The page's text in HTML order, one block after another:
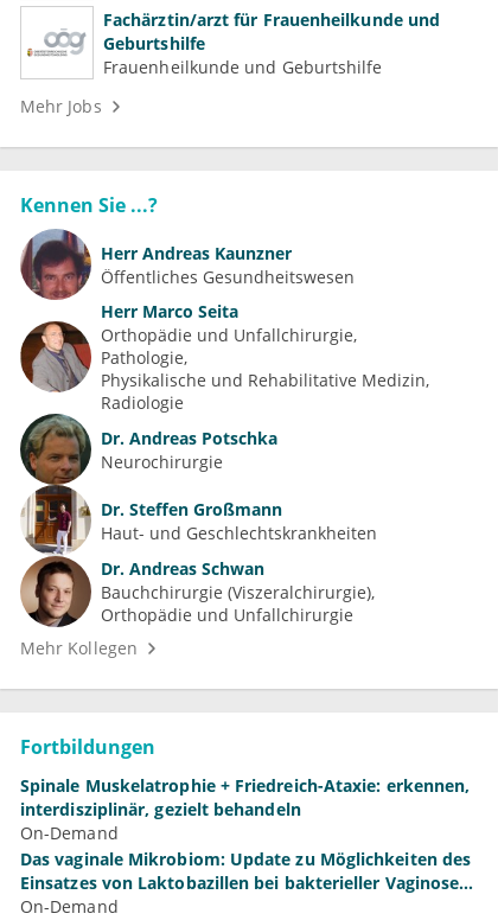
Fachärztin/arzt für Frauenheilkunde und
Geburtshilfe
Frauenheilkunde und Geburtshilfe
Mehr Jobs
Kennen Sie ...?
Herr Andreas Kaunzner
Öffentliches Gesundheitswesen
Herr Marco Seita
Orthopädie und Unfallchirurgie
Pathologie
Physikalische und Rehabilitative Medizin
Radiologie
Dr. Andreas Potschka
Neurochirurgie
Dr. Steffen Großmann
Haut- und Geschlechtskrankheiten
Dr. Andreas Schwan
Bauchchirurgie (Viszeralchirurgie)
Orthopädie und Unfallchirurgie
Mehr Kollegen
Fortbildungen
Spinale Muskelatrophie + Friedreich-Ataxie: erkennen,
interdisziplinär, gezielt behandeln
On-Demand
Das vaginale Mikrobiom: Update zu Möglichkeiten des
Einsatzes von Laktobazillen bei bakterieller Vaginose
und Vulvovaginalkandidose
On-Demand